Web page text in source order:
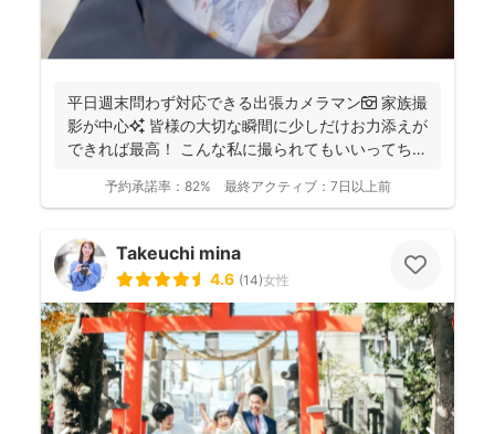
平日週末問わず対応できる出張カメラマン📷 家族撮
影が中心✨ 皆様の大切な瞬間に少しだけお力添えが
できれば最高！ こんな私に撮られてもいいってちら
予約承諾率： 82% 最終アクティブ： 7日以上前
Takeuchi mina
4.6 (14)女性